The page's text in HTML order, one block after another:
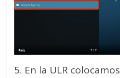
5. En la ULR colocamos